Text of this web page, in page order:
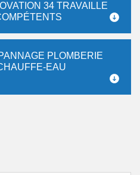
34 TRAVAILLE
PLOMBERIE
EAU